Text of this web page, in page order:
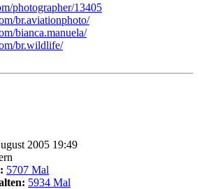
photographer/13405
br.aviationphoto/
bianca.manuela/
br.wildlife/
2005 19:49
5707 Mal
5934 Mal